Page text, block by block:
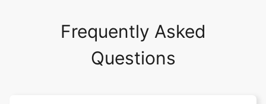
Frequently Asked
Questions